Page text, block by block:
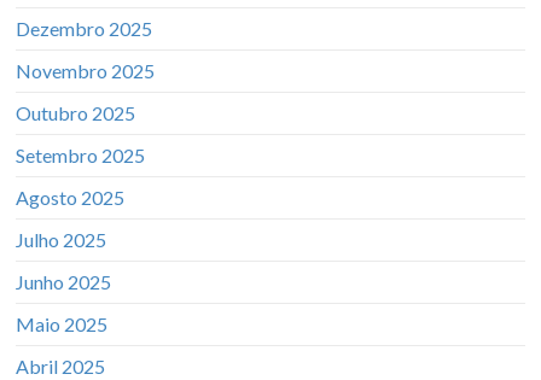
Dezembro 2025
Novembro 2025
Outubro 2025
Setembro 2025
Agosto 2025
Julho 2025
Junho 2025
Maio 2025
Abril 2025